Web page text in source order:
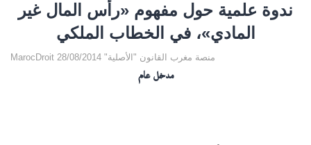
ندوة علمية حول مفهوم «رأس المال غير
المادي»، في الخطاب الملكي
MarocDroit منصة مغرب القانون "الأصلية" 28/08/2014
مدخل عام